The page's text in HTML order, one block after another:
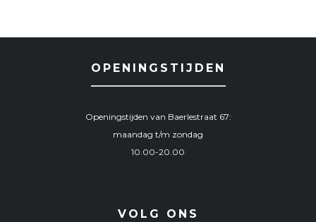
OPENINGSTIJDEN
Openingstijden van Baerlestraat 67:
maandag t/m zondag
10.00-20.00
VOLG ONS